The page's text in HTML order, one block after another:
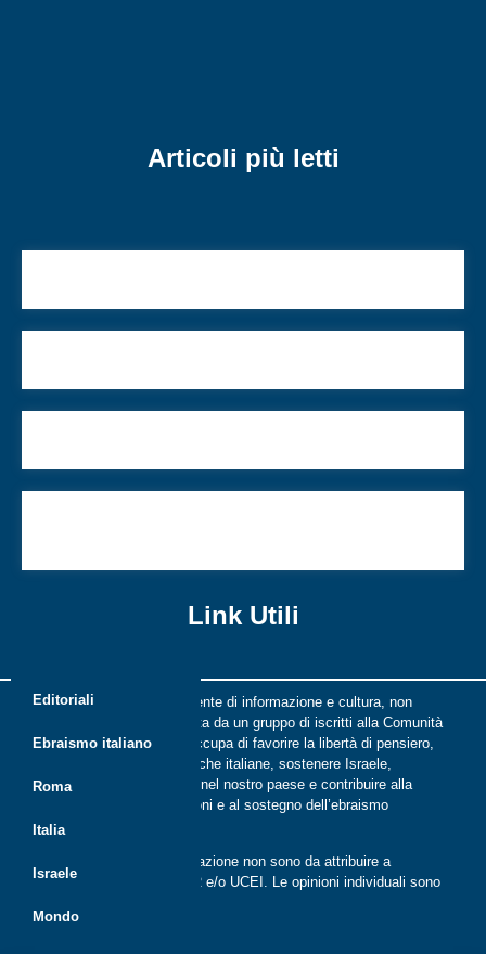
Articoli più letti
Link Utili
Editoriali
Ebraismo italiano
Roma
Italia
Israele
Mondo
Riflessi è una rivista indipendente di informazione e cultura, non
periodica, digitale e on line nata da un gruppo di iscritti alla Comunità
ebraica di Roma. Riflessi si occupa di favorire la libertà di pensiero,
il dialogo tra le comunità ebraiche italiane, sostenere Israele,
promuovere la cultura ebraica nel nostro paese e contribuire alla
crescita delle nuove generazioni e al sostegno dell’ebraismo
italiano.
Le opinioni espresse dalla redazione non sono da attribuire a
nessuna lista presente in CER e/o UCEI. Le opinioni individuali sono